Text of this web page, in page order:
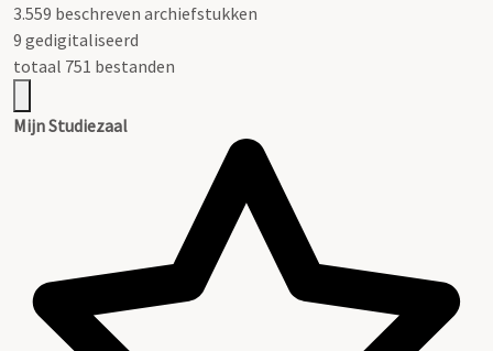
3.559 beschreven archiefstukken
9 gedigitaliseerd
totaal 751 bestanden
Mijn Studiezaal